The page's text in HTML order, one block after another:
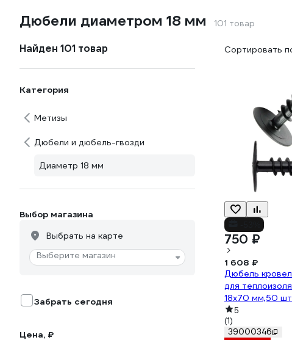
Дюбели диаметром 18 мм 101 товар
Найден 101 товар
Категория
Метизы
Дюбели и дюбель-гвозди
Диаметр 18 мм
Выбор магазина
Выбрать на карте
Выберите магазин
Забрать сегодня
Цена, ₽
Сортировать
750 ₽
1 608 ₽
Дюбель
для
18x70 мм,50
5
(1)
39000346